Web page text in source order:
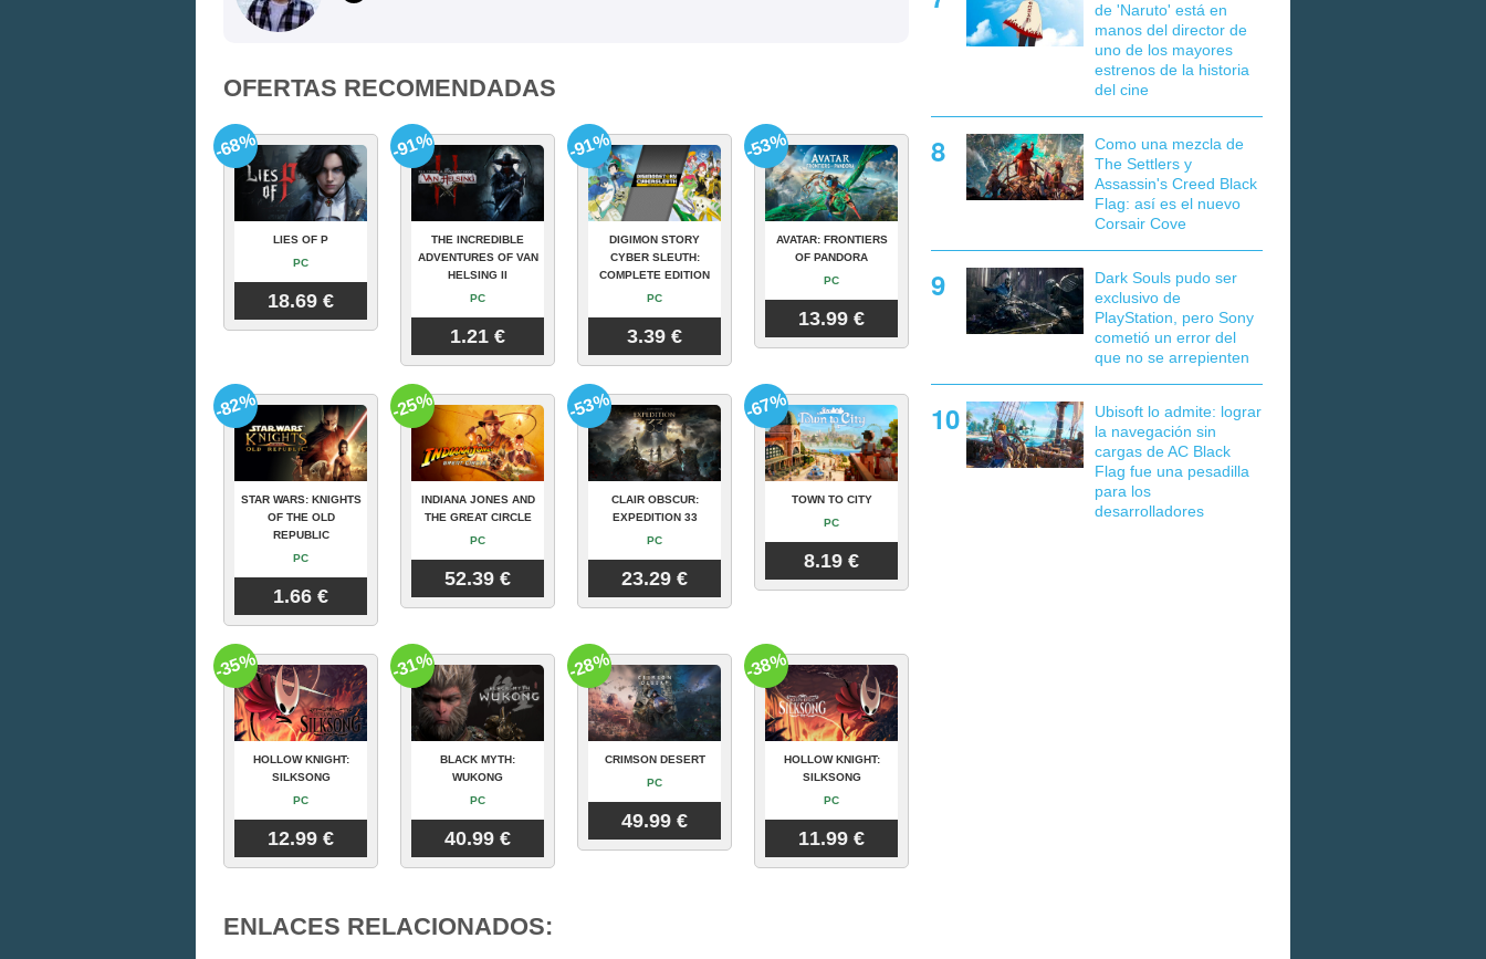
OFERTAS RECOMENDADAS
LIES OF P
PC
18.69 €
-68%
THE INCREDIBLE
ADVENTURES OF VAN
HELSING II
PC
1.21 €
-91%
DIGIMON STORY
CYBER SLEUTH:
COMPLETE EDITION
PC
3.39 €
-91%
AVATAR: FRONTIERS
OF PANDORA
PC
13.99 €
-53%
STAR WARS: KNIGHTS
OF THE OLD
REPUBLIC
PC
1.66 €
-82%
INDIANA JONES AND
THE GREAT CIRCLE
PC
52.39 €
-25%
CLAIR OBSCUR:
EXPEDITION 33
PC
23.29 €
-53%
TOWN TO CITY
PC
8.19 €
-67%
HOLLOW KNIGHT:
SILKSONG
PC
12.99 €
-35%
BLACK MYTH:
WUKONG
PC
40.99 €
-31%
CRIMSON DESERT
PC
49.99 €
-28%
HOLLOW KNIGHT:
SILKSONG
PC
11.99 €
-38%
ENLACES RELACIONADOS:
de 'Naruto' está en
manos del director de
uno de los mayores
estrenos de la historia
del cine
Como una mezcla de
The Settlers y
Assassin's Creed Black
Flag: así es el nuevo
Corsair Cove
Dark Souls pudo ser
exclusivo de
PlayStation, pero Sony
cometió un error del
que no se arrepienten
Ubisoft lo admite: lograr
la navegación sin
cargas de AC Black
Flag fue una pesadilla
para los
desarrolladores